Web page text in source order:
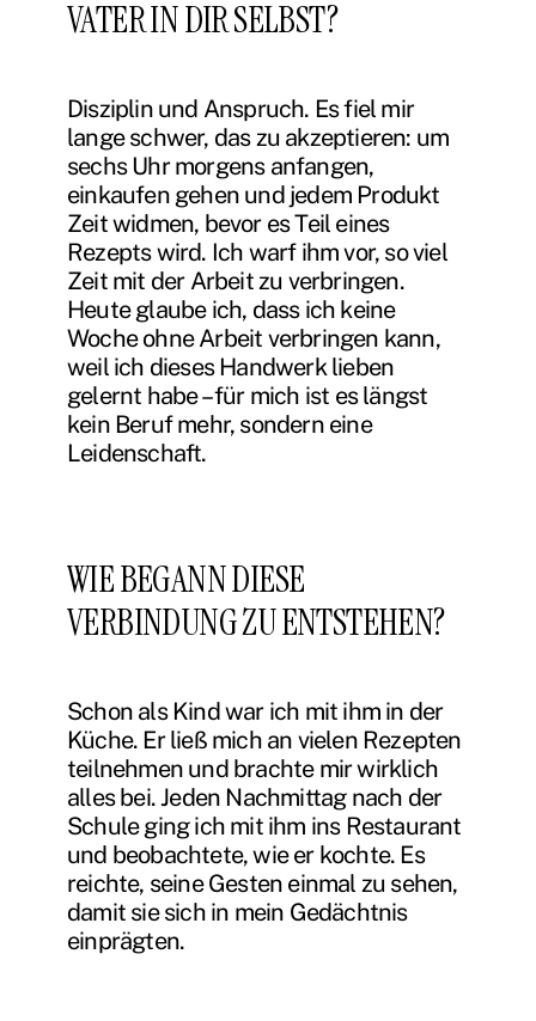
VATER IN DIR SELBST?
Disziplin und Anspruch. Es fiel mir
lange schwer, das zu akzeptieren: um
sechs Uhr morgens anfangen,
einkaufen gehen und jedem Produkt
Zeit widmen, bevor es Teil eines
Rezepts wird. Ich warf ihm vor, so viel
Zeit mit der Arbeit zu verbringen.
Heute glaube ich, dass ich keine
Woche ohne Arbeit verbringen kann,
weil ich dieses Handwerk lieben
gelernt habe – für mich ist es längst
kein Beruf mehr, sondern eine
Leidenschaft.
WIE BEGANN DIESE
VERBINDUNG ZU ENTSTEHEN?
Schon als Kind war ich mit ihm in der
Küche. Er ließ mich an vielen Rezepten
teilnehmen und brachte mir wirklich
alles bei. Jeden Nachmittag nach der
Schule ging ich mit ihm ins Restaurant
und beobachtete, wie er kochte. Es
reichte, seine Gesten einmal zu sehen,
damit sie sich in mein Gedächtnis
einprägten.